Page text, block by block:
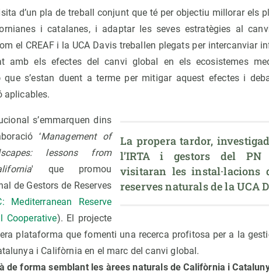
d’un pla de treball conjunt que té per objectiu millorar els
i catalanes, i adaptar les seves estratègies al
el CREAF i la UCA Davis treballen plegats per intercanviar
amb els efectes del canvi global en els ecosistemes
que s’estan duent a terme per mitigar aquest efectes i
aplicables.
La propera tardor,
l’IRTA i gestors del PN
visitaran les instal·lacions
reserves naturals de la UCA
s’emmarquen dins
‘Management of
lessons from
' que promou
de Gestors de Reserves
Mediterranean Reserve
Cooperative). El projecte
plataforma que fomenti una recerca profitosa per a la
i Califòrnia en el marc del canvi global.
de forma semblant les àrees naturals de Califòrnia i